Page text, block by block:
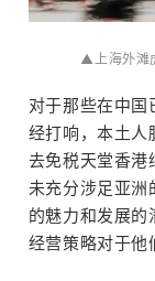
▲上海外滩
对于那些在中国
经打响，本土人
去免税天堂香港
未充分涉足亚洲
的魅力和发展的
经营策略对于他